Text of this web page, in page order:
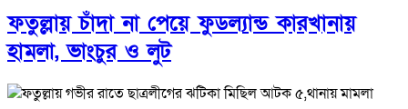
ফতুল্লায় চাঁদা না পেয়ে ফুডল্যান্ড কারখানায়
হামলা, ভাংচুর ও লুট